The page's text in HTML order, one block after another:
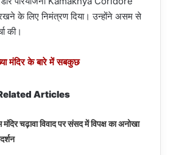
के लिए निमंत्रण दिया। उन्होंने असम से
की।
मंदिर के बारे में सबकुछ
Articles
मंदिर चढ़ावा विवाद पर संसद में विपक्ष का अनोखा